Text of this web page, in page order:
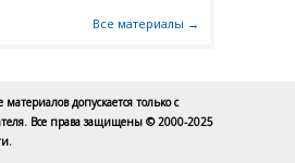
Все материалы →
допускается только с
Все права защищены © 2000-2025